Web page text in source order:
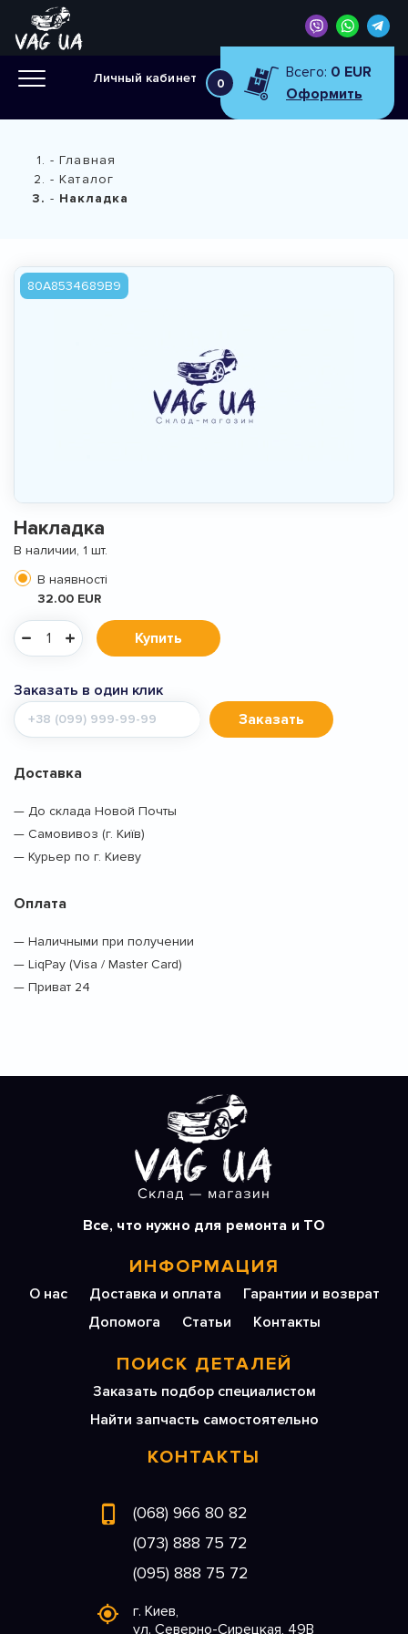
Личный кабинет 0
Всего: 0 EUR
Оформить
Главная
Каталог
Накладка
80A8534689B9
Накладка
В наличии, 1 шт.
В наявності
32.00 EUR
Купить
Заказать в один клик
Мобильный
телефон
Заказать
Доставка
— До склада Новой Почты
— Самовивоз (г. Київ)
— Курьер по г. Киеву
Оплата
— Наличными при получении
— LiqPay (Visa / Master Card)
— Приват 24
Все, что нужно для ремонта и ТО
ИНФОРМАЦИЯ
О нас Доставка и оплата
Гарантии и возврат
Допомога
Статьи Контакты
ПОИСК ДЕТАЛЕЙ
Заказать подбор специалистом
Найти запчасть самостоятельно
КОНТАКТЫ
(068) 966 80 82
(073) 888 75 72
(095) 888 75 72
г. Киев,
ул. Северно-Сирецкая, 49В